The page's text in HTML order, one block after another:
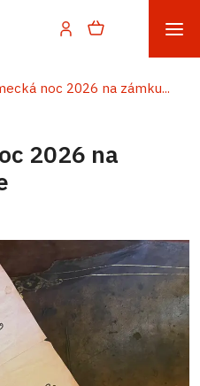
noc 2026 na zámku...
2026 na